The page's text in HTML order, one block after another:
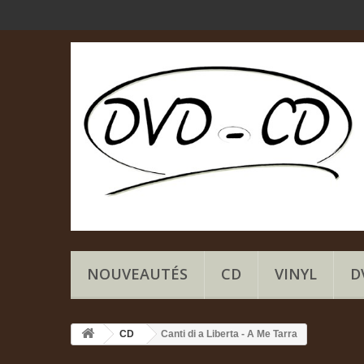
NOUVEAUTÉS CD VINYL
CD Canti di a Liberta - A Me Tarra